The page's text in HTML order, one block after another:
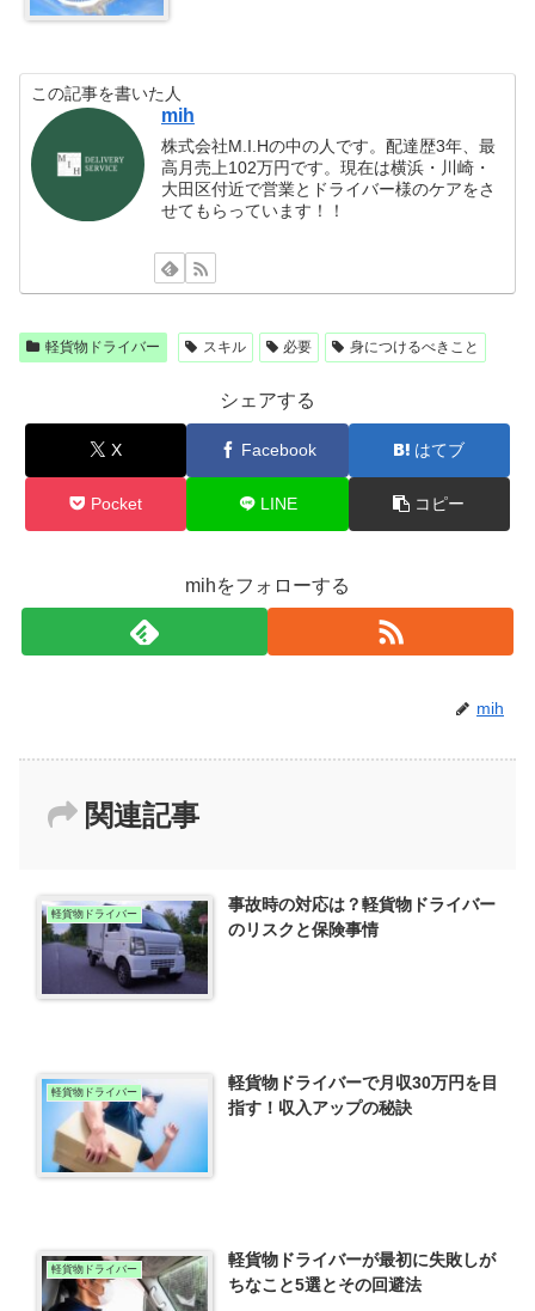
この記事を書いた人
mih
株式会社M.I.Hの中の人です。配達歴3年、最
高月売上102万円です。現在は横浜・川崎・
大田区付近で営業とドライバー様のケアをさ
せてもらっています！！
軽貨物ドライバー スキル 必要 身につけるべきこと
シェアする
X Facebook はてブ
Pocket LINE コピー
mihをフォローする
mih
関連記事
軽貨物ドライバー
事故時の対応は？軽貨物ドライバー
のリスクと保険事情
軽貨物ドライバー
軽貨物ドライバーで月収30万円を目
指す！収入アップの秘訣
軽貨物ドライバー
軽貨物ドライバーが最初に失敗しが
ちなこと5選とその回避法